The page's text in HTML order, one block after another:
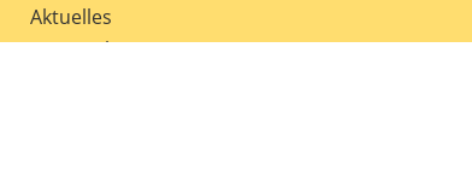
Aktuelles
Datenschutz